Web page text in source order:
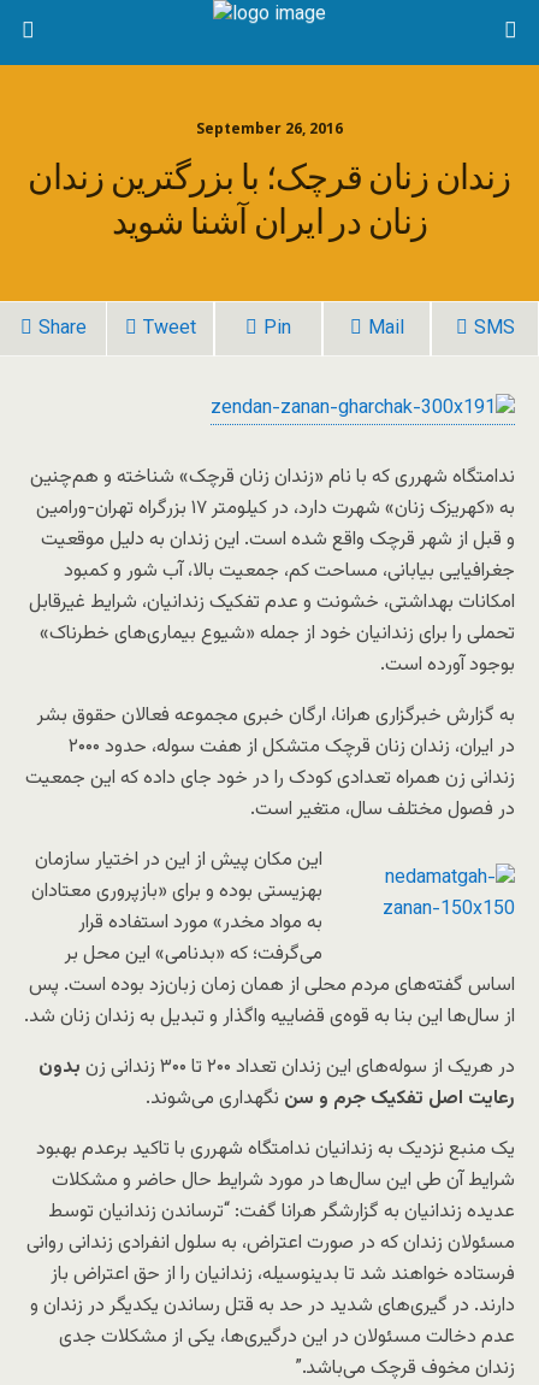
September 26, 2016
زندان زنان قرچک؛ با بزرگترین زندان
زنان در ایران آشنا شوید
Share Tweet Pin Mail SMS
ندامتگاه شهرری که با نام «زندان زنان قرچک» شناخته و هم‌چنین
به «کهریزک زنان» شهرت دارد، در کیلومتر ۱۷ بزرگراه تهران-ورامین
و قبل از شهر قرچک واقع شده است. این زندان به دلیل موقعیت
جغرافیایی بیابانی، مساحت کم، جمعیت بالا، آب شور و کمبود
امکانات بهداشتی، خشونت و عدم تفکیک زندانیان، شرایط غیرقابل
تحملی را برای زندانیان خود از جمله «شیوع بیماری‌های خطرناک»
بوجود آورده است.
به گزارش خبرگزاری هرانا، ارگان خبری مجموعه فعالان حقوق بشر
در ایران، زندان زنان قرچک متشکل از هفت سوله، حدود ۲۰۰۰
زندانی زن همراه تعدادی کودک را در خود جای داده که این جمعیت
در فصول مختلف سال، متغیر است.
این مکان پیش از این در اختیار سازمان
بهزیستی بوده و برای «بازپروری معتادان
به مواد مخدر» مورد استفاده قرار
می‌گرفت؛ که «بدنامی» این محل بر
اساس گفته‌های مردم محلی از همان زمان زبان‌زد بوده است. پس
از سال‌ها این بنا به قوه‌ی قضاییه واگذار و تبدیل به زندان زنان شد.
در هریک از سوله‌های این زندان تعداد ۲۰۰ تا ۳۰۰ زندانی زن
بدون
رعایت اصل تفکیک جرم و سن نگهداری می‌شوند.
یک منبع نزدیک به زندانیان ندامتگاه شهرری با تاکید برعدم بهبود
شرایط آن طی این سال‌ها در مورد شرایط حال حاضر و مشکلات
عدیده زندانیان به گزارشگر هرانا گفت: “ترساندن زندانیان توسط
مسئولان زندان که در صورت اعتراض، به سلول انفرادی زندانی روانی
فرستاده خواهند شد تا بدینوسیله، زندانیان را از حق اعتراض باز
دارند. در گیری‌های شدید در حد به قتل رساندن یکدیگر در زندان و
عدم دخالت مسئولان در این درگیری‌ها، یکی از مشکلات جدی
زندان مخوف قرچک می‌باشد.”